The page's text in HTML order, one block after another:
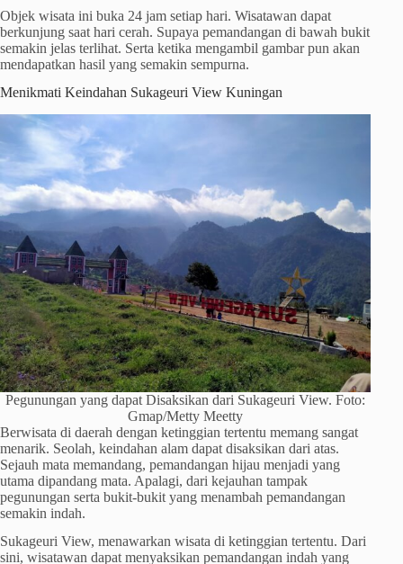
Objek wisata ini buka 24 jam setiap hari. Wisatawan dapat
berkunjung saat hari cerah. Supaya pemandangan di bawah bukit
semakin jelas terlihat. Serta ketika mengambil gambar pun akan
mendapatkan hasil yang semakin sempurna.
Menikmati Keindahan Sukageuri View Kuningan
Pegunungan yang dapat Disaksikan dari Sukageuri View. Foto:
Gmap/Metty Meetty
Berwisata di daerah dengan ketinggian tertentu memang sangat
menarik. Seolah, keindahan alam dapat disaksikan dari atas.
Sejauh mata memandang, pemandangan hijau menjadi yang
utama dipandang mata. Apalagi, dari kejauhan tampak
pegunungan serta bukit-bukit yang menambah pemandangan
semakin indah.
Sukageuri View, menawarkan wisata di ketinggian tertentu. Dari
sini, wisatawan dapat menyaksikan pemandangan indah yang